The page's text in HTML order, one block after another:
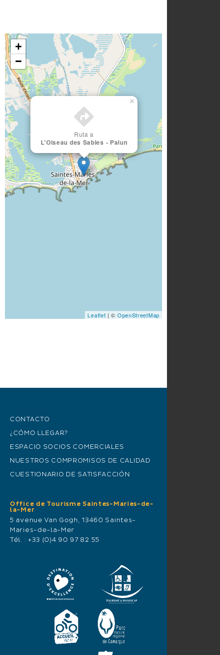
Ruta a
L'Oiseau des Sables - Palun
×
+
−
Leaflet | © OpenStreetMap
CONTACTO
¿CÓMO LLEGAR?
ESPACIO SOCIOS COMERCIALES
NUESTROS COMPROMISOS DE CALIDAD
CUESTIONARIO DE SATISFACCIÓN
Office de Tourisme Saintes-Maries-de-
la-Mer
5 avenue Van Gogh, 13460 Saintes-
Maries-de-la-Mer
Tél. : +33 (0)4 90 97 82 55